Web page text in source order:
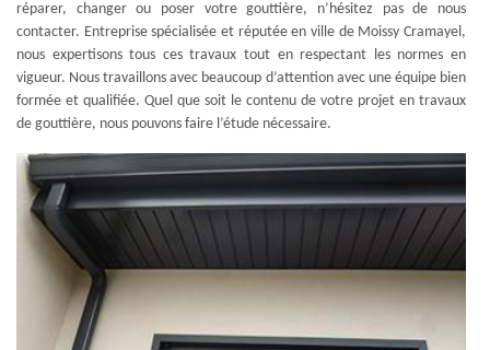
réparer, changer ou poser votre gouttière, n’hésitez pas de nous
contacter. Entreprise spécialisée et réputée en ville de Moissy Cramayel,
nous expertisons tous ces travaux tout en respectant les normes en
vigueur. Nous travaillons avec beaucoup d’attention avec une équipe bien
formée et qualifiée. Quel que soit le contenu de votre projet en travaux
de gouttière, nous pouvons faire l’étude nécessaire.